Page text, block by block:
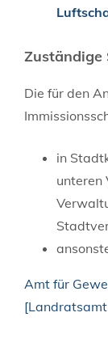
Zuständige
Die für den
in
unteren
Amt für